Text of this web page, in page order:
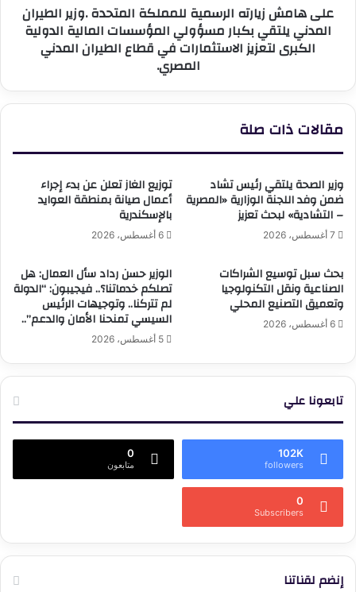
يلتقي
بكبار
مسؤولي
الدولية
لتعزيز
قطاع
الطيران
المدني
المصري.
على هامش زيارته الرسمية للمملكة المتحدة .وزير الطيران
المدني يلتقي بكبار مسؤولي المؤسسات المالية الدولية
الكبرى لتعزيز الاستثمارات في قطاع الطيران المدني
المصري.
مقالات ذات صلة
وزير الصحة يلتقي رئيس تشاد
ضمن وفد اللجنة الوزارية «المصرية
– التشادية» لبحث تعزيز
7 أغسطس، 2026
توزيع الغاز تعلن عن بدء إجراء
أعمال صيانة بمنطقة العوايد
بالإسكندرية
6 أغسطس، 2026
بحث سبل توسيع الشراكات
الصناعية ونقل التكنولوجيا
وتعميق التصنيع المحلي
6 أغسطس، 2026
الوزير حسن رداد سأل العمال: هل
تصلكم خدماتنا؟.. فيجيبون: “الدولة
لم تتركنا.. وتوجيهات الرئيس
السيسي تمنحنا الأمان والدعم”..
5 أغسطس، 2026
تابعونا علي
102K
followers
0
متابعون
0
Subscribers
إنضم لقناتنا